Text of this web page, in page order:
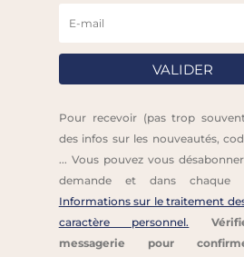
Pour recevoir (pas trop
des infos sur les nouveautés,
... Vous pouvez vous
demande et dans chaque
Informations sur le traitement
caractère personnel.
messagerie pour
VALIDER